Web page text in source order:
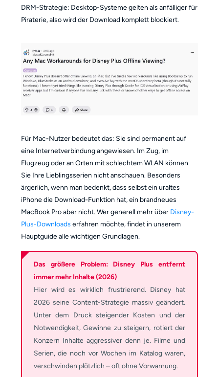
DRM-Strategie: Desktop-Systeme gelten als anfälliger für
Piraterie, also wird der Download komplett blockiert.
Für Mac-Nutzer bedeutet das: Sie sind permanent auf
eine Internetverbindung angewiesen. Im Zug, im
Flugzeug oder an Orten mit schlechtem WLAN können
Sie Ihre Lieblingsserien nicht anschauen. Besonders
ärgerlich, wenn man bedenkt, dass selbst ein uraltes
iPhone die Download-Funktion hat, ein brandneues
MacBook Pro aber nicht. Wer generell mehr über Disney-
Plus-Downloads erfahren möchte, findet in unserem
Hauptguide alle wichtigen Grundlagen.
Das größere Problem: Disney Plus entfernt
immer mehr Inhalte (2026)
Hier wird es wirklich frustrierend. Disney hat
2026 seine Content-Strategie massiv geändert.
Unter dem Druck steigender Kosten und der
Notwendigkeit, Gewinne zu steigern, rotiert der
Konzern Inhalte aggressiver denn je. Filme und
Serien, die noch vor Wochen im Katalog waren,
verschwinden plötzlich – oft ohne Vorwarnung.